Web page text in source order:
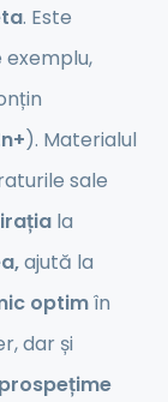
. Este
). Materialul
sale
la
ajută la
optimîn
dar și